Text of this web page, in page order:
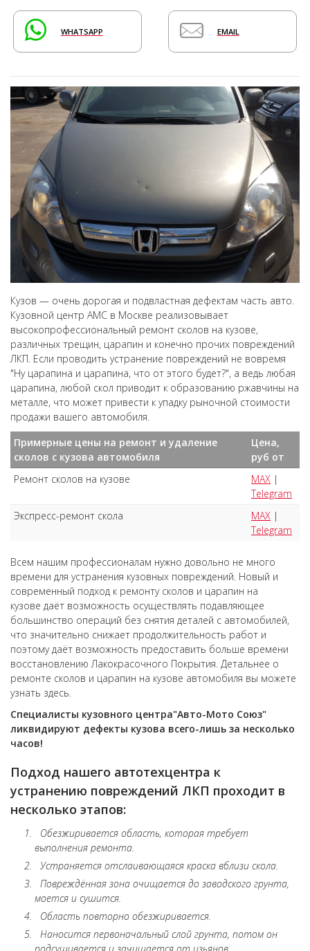
WHATSAPP EMAIL
Кузов — очень дорогая и подвластная дефектам часть авто.
Кузовной центр АМС в Москве реализовывает
высокопрофессиональный ремонт сколов на кузове,
различных трещин, царапин и конечно прочих повреждений
ЛКП. Если проводить устранение повреждений не вовремя
"Ну царапина и царапина, что от этого будет?", а ведь любая
царапина, любой скол приводит к образованию ржавчины на
металле, что может привести к упадку рыночной стоимости
продажи вашего автомобиля.
Примерные цены на ремонт и удаление
сколов с кузова автомобиля
Цена,
руб от
Ремонт сколов на кузове
MAX |
Telegram
Экспресс-ремонт скола
MAX |
Telegram
Всем нашим профессионалам нужно довольно не много
времени для устранения кузовных повреждений. Новый и
современный подход к ремонту сколов и царапин на
кузове даёт возможность осуществлять подавляющее
большинство операций без снятия деталей с автомобилей,
что значительно снижает продолжительность работ и
поэтому даёт возможность предоставить больше времени
восстановлению Лакокрасочного Покрытия. Детальнее о
ремонте сколов и царапин на кузове автомобиля вы можете
узнать здесь.
Специалисты кузовного центра"Авто-Мото Союз"
ликвидируют дефекты кузова всего-лишь за несколько
часов!
Подход нашего автотехцентра к
устранению повреждений ЛКП проходит в
несколько этапов:
Обезжиривается область, которая требует
выполнения ремонта.
Устраняется отслаивающаяся краска вблизи скола.
Повреждённая зона очищается до заводского грунта,
моется и сушится.
Область повторно обезжиривается.
Наносится первоначальный слой грунта, потом он